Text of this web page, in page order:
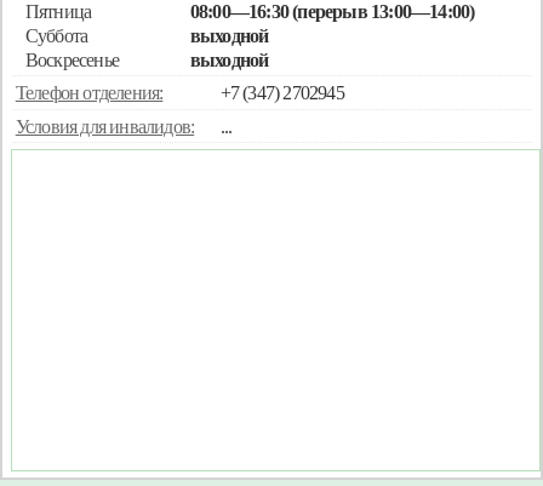
Пятница
08:00—16:30 (перерыв 13:00—14:00)
Суббота
выходной
Воскресенье
выходной
Телефон отделения:
+7 (347) 2702945
Условия для инвалидов:
...